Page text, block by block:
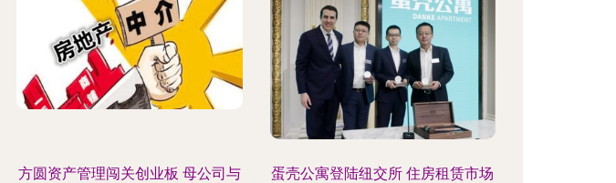
方圆资产管理闯关创业板 母公司与
蛋壳公寓登陆纽交所 住房租赁市场